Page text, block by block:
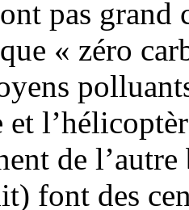
pas grand
« zéro
de
font des